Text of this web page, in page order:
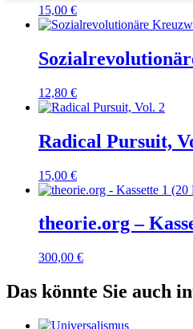
15,00 €
12,80 €
Radical Pursuit,
15,00 €
theorie.org –
300,00 €
Das könnte Sie auch